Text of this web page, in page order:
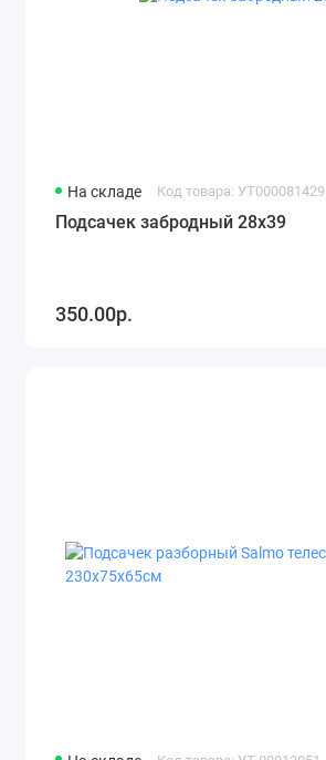
На складе Код товара: УТ000081429
Подсачек забродный 28х39
350.00р.